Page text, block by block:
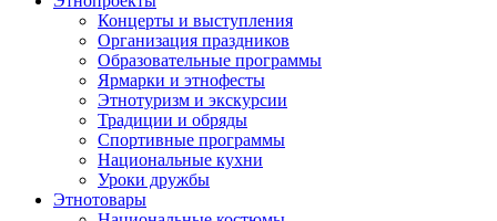
Концерты и выступления
Организация праздников
Образовательные программы
Ярмарки и этнофесты
Этнотуризм и экскурсии
Традиции и обряды
Спортивные программы
Национальные кухни
Уроки дружбы
Этнотовары